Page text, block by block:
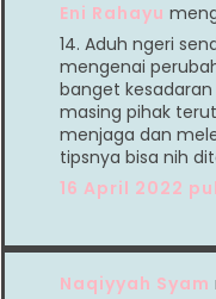
Eni Rahayu
14. Aduh ngeri
mengenai
banget
masing pihak
menjaga dan
tipsnya bisa nih
16 April 2022
Naqiyyah Syam